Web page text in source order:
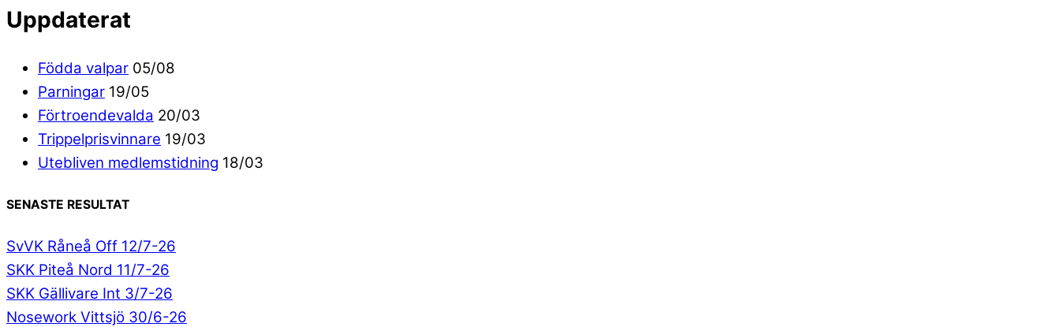
Uppdaterat
Födda valpar 05/08
Parningar 19/05
Förtroendevalda 20/03
Trippelprisvinnare 19/03
Utebliven medlemstidning 18/03
SENASTE RESULTAT
SvVK Råneå Off 12/7-26
SKK Piteå Nord 11/7-26
SKK Gällivare Int 3/7-26
Nosework Vittsjö 30/6-26